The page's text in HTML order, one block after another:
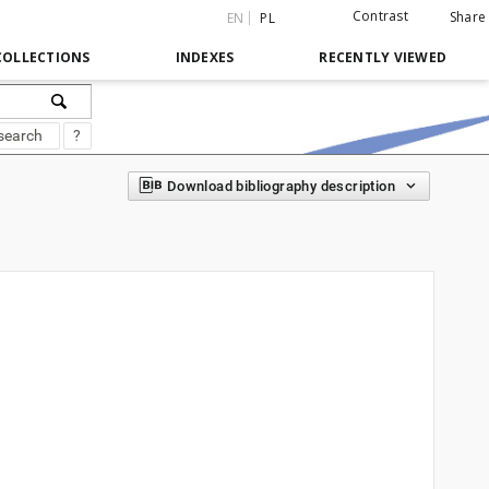
EN PL Contrast Share
INDEXES RECENTLY VIEWED
?
Download bibliography description